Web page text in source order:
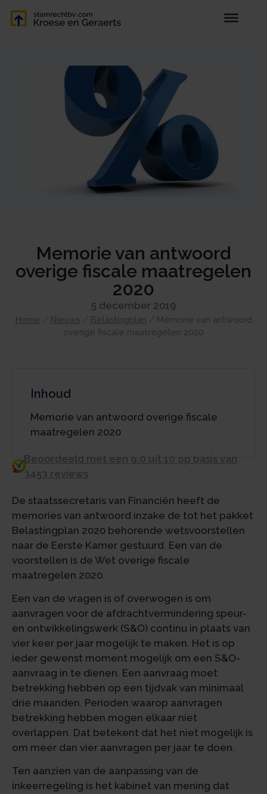
Memorie van antwoord
overige fiscale maatregelen
2020
5 december 2019
Home / Nieuws / Belastingplan / Memorie van antwoord
overige fiscale maatregelen 2020
Inhoud
Memorie van antwoord overige fiscale
maatregelen 2020
Beoordeeld met een 9.0 uit 10 op basis van
3453 reviews
De staatssecretaris van Financiën heeft de
memories van antwoord inzake de tot het pakket
Belastingplan 2020 behorende wetsvoorstellen
naar de Eerste Kamer gestuurd. Een van de
voorstellen is de Wet overige fiscale
maatregelen 2020.
Een van de vragen is of overwogen is om
aanvragen voor de afdrachtvermindering speur-
en ontwikkelingswerk (S&O) continu in plaats van
vier keer per jaar mogelijk te maken. Het is op
ieder gewenst moment mogelijk om een S&O-
aanvraag in te dienen. Een aanvraag moet
betrekking hebben op een tijdvak van minimaal
drie maanden. Perioden waarop aanvragen
betrekking hebben mogen elkaar niet
overlappen. Dat betekent dat het niet mogelijk is
om meer dan vier aanvragen per jaar te doen.
Ten aanzien van de aanpassing van de
inkeerregeling is het kabinet van mening dat